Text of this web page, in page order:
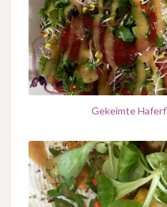
Gekeimte